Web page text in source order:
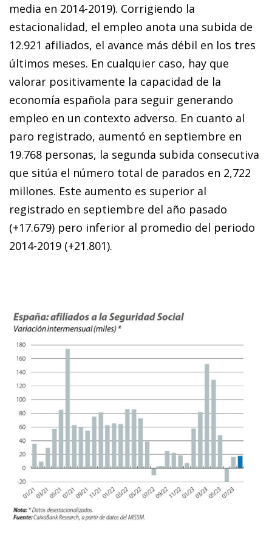
media en 2014-2019). Corrigiendo la
estacionalidad, el empleo anota una subida de
12.921 afiliados, el avance más débil en los tres
últimos meses. En cualquier caso, hay que
valorar positivamente la capacidad de la
economía española para seguir generando
empleo en un contexto adverso. En cuanto al
paro registrado, aumentó en septiembre en
19.768 personas, la segunda subida consecutiva
que sitúa el número total de parados en 2,722
millones. Este aumento es superior al
registrado en septiembre del año pasado
(+17.679) pero inferior al promedio del periodo
2014-2019 (+21.801).